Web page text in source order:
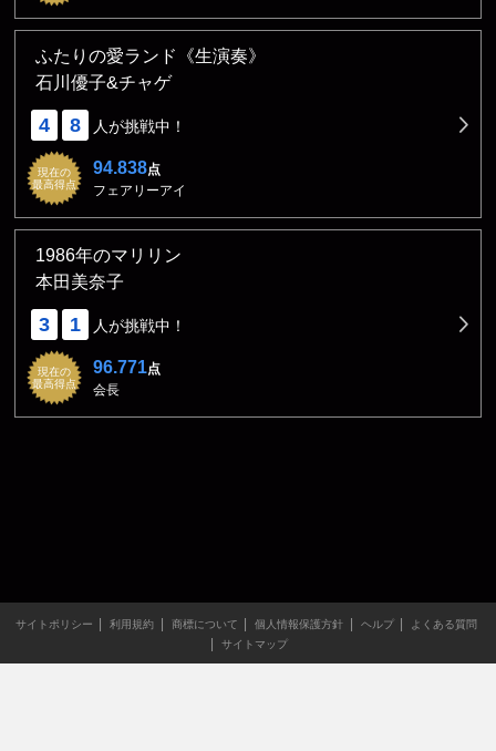
ふたりの愛ランド《生演奏》
石川優子&チャゲ
4 8 人が挑戦中！
現在の
最高得点
94.838点
フェアリーアイ
1986年のマリリン
本田美奈子
3 1 人が挑戦中！
現在の
最高得点
96.771点
会長
サイトポリシー 利用規約 商標について 個人情報保護方針 ヘルプ
よくある質問
サイトマップ